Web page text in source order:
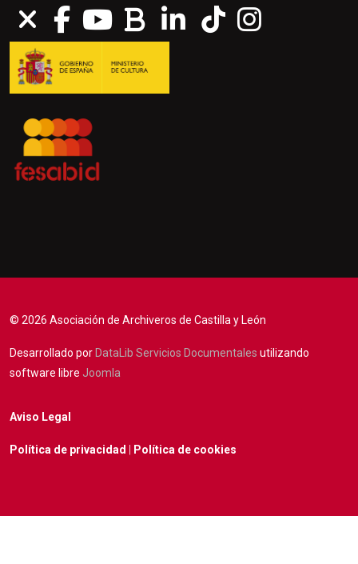
© 2026 Asociación de Archiveros de Castilla y León
Desarrollado por DataLib Servicios Documentales utilizando
software libre Joomla
Aviso Legal
Política de privacidad Política de cookies